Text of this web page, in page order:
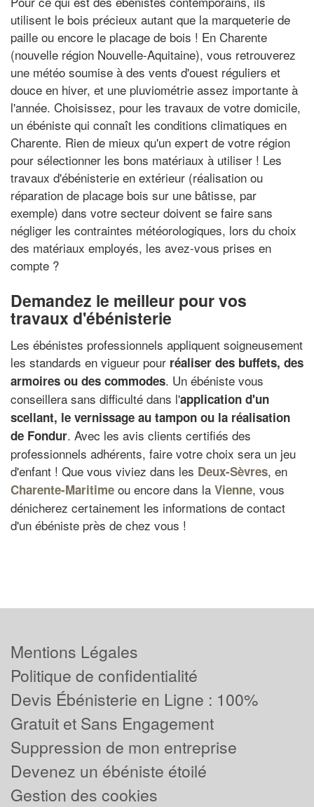
utilisent le bois précieux autant que la marqueterie de
paille ou encore le placage de bois ! En Charente
(nouvelle région Nouvelle-Aquitaine), vous retrouverez
une météo soumise à des vents d'ouest réguliers et
douce en hiver, et une pluviométrie assez importante à
l'année. Choisissez, pour les travaux de votre domicile,
un ébéniste qui connaît les conditions climatiques en
Charente. Rien de mieux qu'un expert de votre région
pour sélectionner les bons matériaux à utiliser ! Les
travaux d'ébénisterie en extérieur (réalisation ou
réparation de placage bois sur une bâtisse, par
exemple) dans votre secteur doivent se faire sans
négliger les contraintes météorologiques, lors du choix
des matériaux employés, les avez-vous prises en
compte ?
Demandez le meilleur pour vos
travaux d'ébénisterie
Les ébénistes professionnels appliquent soigneusement
les standards en vigueur pour réaliser des buffets, des
armoires ou des commodes. Un ébéniste vous
conseillera sans difficulté dans l'application d'un
scellant, le vernissage au tampon ou la réalisation
de Fondur. Avec les avis clients certifiés des
professionnels adhérents, faire votre choix sera un jeu
d'enfant ! Que vous viviez dans les Deux-Sèvres, en
Charente-Maritime ou encore dans la Vienne, vous
dénicherez certainement les informations de contact
d'un ébéniste près de chez vous !
Mentions Légales
Politique de confidentialité
Devis Ébénisterie en Ligne : 100%
Gratuit et Sans Engagement
Suppression de mon entreprise
Devenez un ébéniste étoilé
Gestion des cookies